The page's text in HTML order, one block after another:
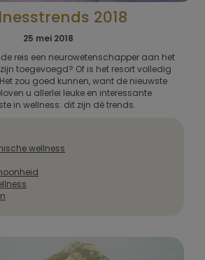
2018
25 mei 2018
reis een neurowetenschapper aan het
toegevoegd? Of is het resort volledig
zou goed kunnen, want de nieuwste
u allerlei leuke en interessante
in wellness: dit zijn dé trends.
wellness